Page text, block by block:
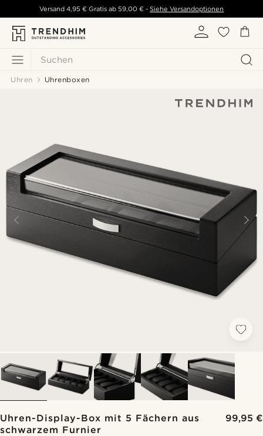
Suchen
Versand 4,95 € Gratis ab 59,00 € - Siehe Versandoptionen
Uhren Uhrenboxen
Uhren-Display-Box mit 5 Fächern aus
schwarzem Furnier
99,95 €